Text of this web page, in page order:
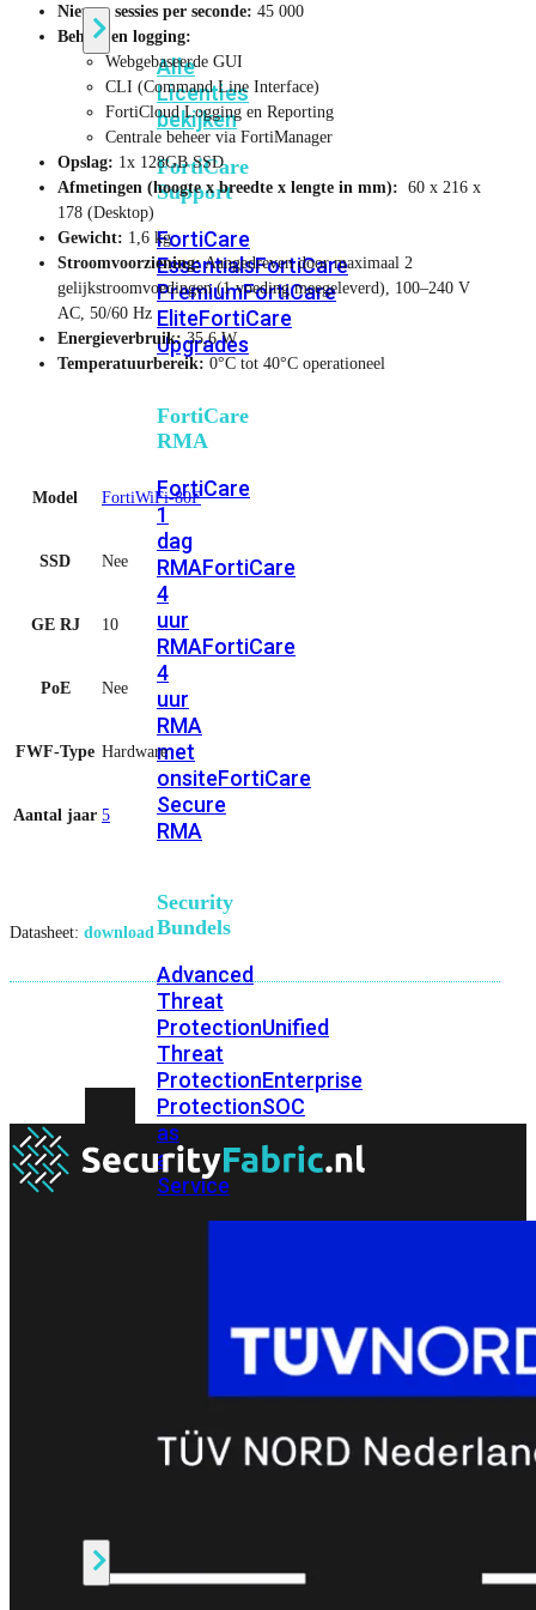
Alle
Licenties
bekijken
FortiCare
Support
FortiCare
EssentialsFortiCare
PremiumFortiCare
EliteFortiCare
Upgrades
FortiCare
RMA
FortiCare
1
dag
RMAFortiCare
4
uur
RMAFortiCare
4
uur
RMA
met
onsiteFortiCare
Secure
RMA
Security
Bundels
Advanced
Threat
ProtectionUnified
Threat
ProtectionEnterprise
ProtectionSOC
as
a
Service
FortiCareSecurity
SOC
Service
Nieuwe sessies per seconde: 45 000
Beheer en logging:
Webgebaseerde GUI
CLI (Command Line Interface)
FortiCloud Logging en Reporting
Centrale beheer via FortiManager
Opslag: 1x 128GB SSD
Afmetingen (hoogte x breedte x lengte in mm): 60 x 216 x
178 (Desktop)
Gewicht: 1,6 kg
Stroomvoorziening:Aangedreven door maximaal 2
gelijkstroomvoedingen (1 voeding meegeleverd), 100–240 V
AC, 50/60 Hz
Energieverbruik:35,6 W
Temperatuurbereik: 0°C tot 40°C operationeel
Model FortiWiFi-80F
SSD Nee
GE RJ 10
PoE Nee
FWF-Type Hardware
Aantal jaar 5
Datasheet: download